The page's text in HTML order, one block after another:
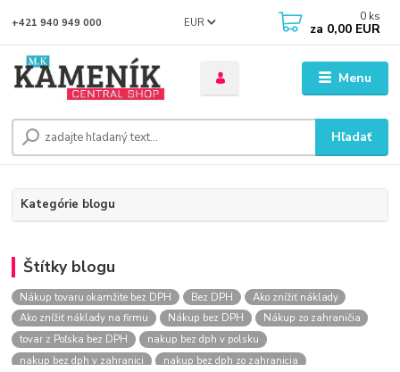
Menu
EUR
Hľadať
+421 940 949 000 0 ks
za 0,00 EUR
Kategórie blogu
Štítky blogu
Nákup tovaru okamžite bez DPH Bez DPH
Ako znížiť náklady
Ako znížiť náklady na firmu
Nákup bez DPH
Nákup zo zahraničia
tovar z Poľska bez DPH
nakup bez dph v polsku
nakup bez dph v zahranici
nakup bez dph zo zahranicia